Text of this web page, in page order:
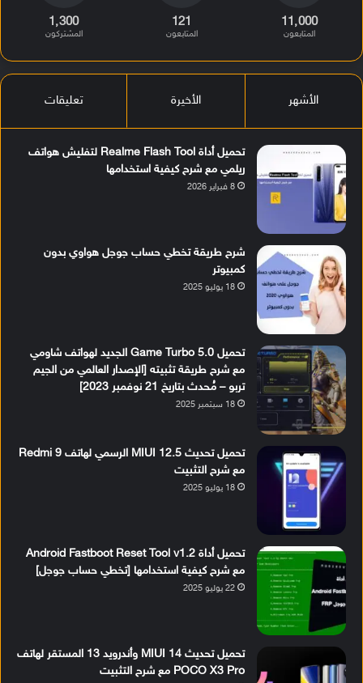
11٬000
المتابعون
121
المتابعون
1٬300
المشتركون
الأشهر الأخيرة تعليقات
تحميل أداة Realme Flash Tool لتفليش هواتف
ريلمي مع شرح كيفية استخدامها
8 فبراير 2026
شرح طريقة تخطي حساب جوجل هواوي بدون
كمبيوتر
18 يوليو 2025
تحميل Game Turbo 5.0 الجديد لهواتف شاومي
مع شرح طريقة تثبيته [الإصدار العالمي من الجيم
تربو – مُحدث بتاريخ 21 نوفمبر 2023]
18 سبتمبر 2025
تحميل تحديث MIUI 12.5 الرسمي لهاتف Redmi 9
مع شرح التثبيت
18 يوليو 2025
تحميل أداة Android Fastboot Reset Tool v1.2
مع شرح كيفية استخدامها [تخطي حساب جوجل]
22 يوليو 2025
تحميل تحديث MIUI 14 وأندرويد 13 المستقر لهاتف
POCO X3 Pro مع شرح التثبيت